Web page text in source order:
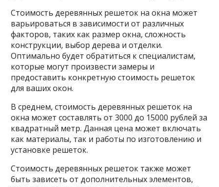
Стоимость деревянных решеток на окна может
варьироваться в зависимости от различных
факторов, таких как размер окна, сложность
конструкции, выбор дерева и отделки.
Оптимально будет обратиться к специалистам,
которые могут произвести замеры и
предоставить конкретную стоимость решеток
для ваших окон.
В среднем, стоимость деревянных решеток на
окна может составлять от 3000 до 15000 рублей за
квадратный метр. Данная цена может включать
как материалы, так и работы по изготовлению и
установке решеток.
Стоимость деревянных решеток также может
быть зависеть от дополнительных элементов,